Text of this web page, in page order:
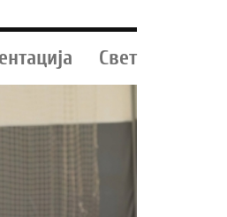
Свет